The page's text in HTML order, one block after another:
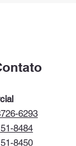
6293
8484
8450